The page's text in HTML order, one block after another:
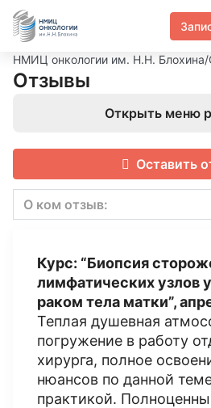
НМИЦ онкологии им. Н.Н. Блохина/
Отзывы
Открыть меню
Оставить
О ком отзыв:
Курс: “Биопсия
лимфатических узлов
раком тела матки”,
Теплая душевная
погружение в работу
хирурга, полное
нюансов по данной
практикой.